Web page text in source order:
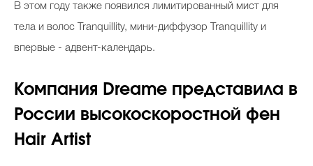
В этом году также появился лимитированный мист для
тела и волос Tranquillity, мини-диффузор Tranquillity и
впервые - адвент-календарь.
Компания Dreame представила в
России высокоскоростной фен
Hair Artist